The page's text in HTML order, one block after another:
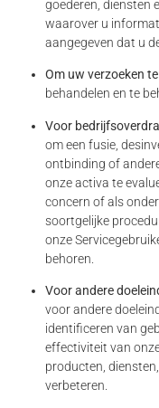
goederen, diensten
waarover u
aangegeven dat u
Om uw verzoeken
behandelen en te
Voor
om een ​​fusie,
ontbinding of
onze activa te
concern of als
soortgelijke
onze
behoren.
Voor andere
voor andere
identificeren van
effectiviteit van
producten,
verbeteren.